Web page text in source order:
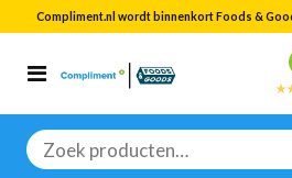
Compliment.nl wordt binnenkort Foods &
Zoeken
naar:
Categorieën
Bekijk alle